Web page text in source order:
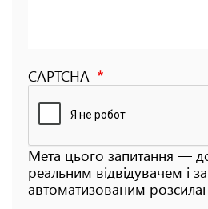
CAPTCHA
Мета цього запитання —
реальним відвідувачем і
автоматизованим